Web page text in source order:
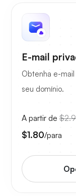
E-mail
Obtenha e-
seu domínio.
A partir de
$1.80/para